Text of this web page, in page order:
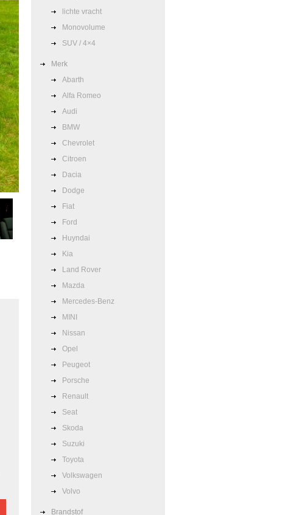
lichte vracht
Monovolume
SUV / 4×4
Merk
Abarth
Alfa Romeo
Audi
BMW
Chevrolet
Citroen
Dacia
Dodge
Fiat
Ford
Huyndai
Kia
Land Rover
Mazda
Mercedes-Benz
MINI
Nissan
Opel
Peugeot
Porsche
Renault
Seat
Skoda
Suzuki
Toyota
Volkswagen
Volvo
Brandstof